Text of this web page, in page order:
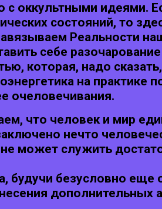
с оккультными идеями.
состояний, то
Реальности
себе
которая, надо
на практике
очеловечивания.
что человек и мир
нечто
может служить
будучи безусловно еще